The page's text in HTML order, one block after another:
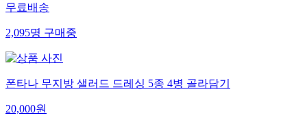
무료배송
2,095명구매중
폰타나 무지방 샐러드 드레싱 5종 4병 골라담기
20,000원